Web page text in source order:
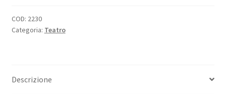
O
voto
COD: 2230
Categoria: Teatro
Descrizione